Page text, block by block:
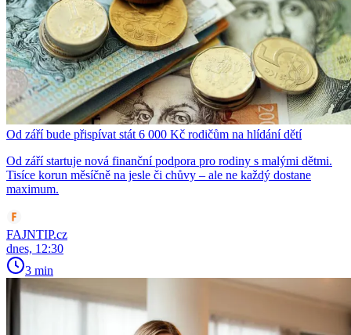
Od září bude přispívat stát 6 000 Kč rodičům na hlídání dětí
Od září startuje nová finanční podpora pro rodiny s malými dětmi.
Tisíce korun měsíčně na jesle či chůvy – ale ne každý dostane
maximum.
FAJNTIP.cz
dnes, 12:30
3 min